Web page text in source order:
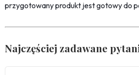
przygotowany produkt jest gotowy do
Najczęściej zadawane